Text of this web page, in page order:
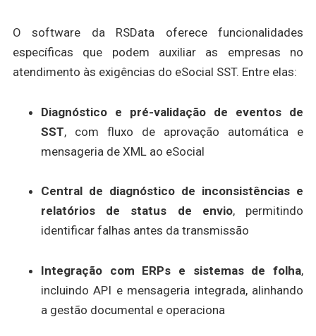
O software da RSData oferece funcionalidades
específicas que podem auxiliar as empresas no
atendimento às exigências do eSocial SST. Entre elas:
Diagnóstico e pré-validação de eventos de
SST, com fluxo de aprovação automática e
mensageria de XML ao eSocial
Central de diagnóstico de inconsistências e
relatórios de status de envio, permitindo
identificar falhas antes da transmissão
Integração com ERPs e sistemas de folha,
incluindo API e mensageria integrada, alinhando
a gestão documental e operaciona